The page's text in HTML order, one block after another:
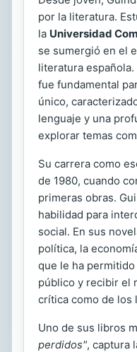
por la literatura.
la Universidad
se sumergió en el
literatura
fue fundamental
único,
lenguaje y una
explorar temas
Su carrera como
de 1980, cuando
primeras obras.
habilidad para
social. En sus
política, la
que le ha
público y recibir el
crítica como de los
Uno de sus libros
perdidos", captura